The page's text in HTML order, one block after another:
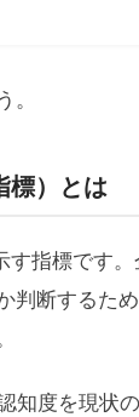
。
標）とは
す指標です
判断するた
知度を現状